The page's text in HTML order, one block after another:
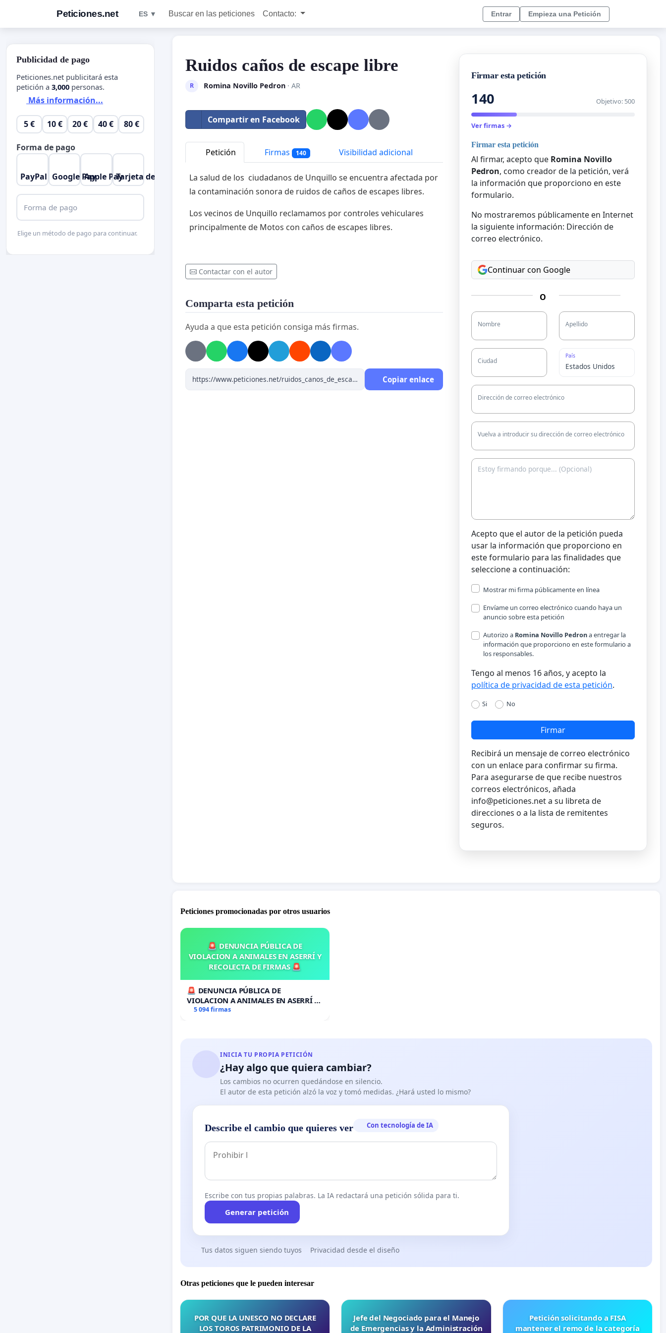
Peticiones.net ES ▼ Buscar en las peticiones Contacto: Entrar Empieza una Petición
Ruidos caños de escape libre
R Romina Novillo Pedron· AR
Compartir en Facebook
Petición Firmas 140 Visibilidad adicional
La salud de los ciudadanos de Unquillo se encuentra afectada por
la contaminación sonora de ruidos de caños de escapes libres.
Los vecinos de Unquillo reclamamos por controles vehiculares
principalmente de Motos con caños de escapes libres.
Contactar con el autor
Comparta esta petición
Ayuda a que esta petición consiga más firmas.
Copiar enlace
Firmar esta petición
140 Objetivo: 500
Ver firmas →
Firmar esta petición
Al firmar, acepto que Romina Novillo
Pedron, como creador de la petición, verá
la información que proporciono en este
formulario.
No mostraremos públicamente en Internet
la siguiente información: Dirección de
correo electrónico.
Continuar con Google
O
Nombre Apellido
Ciudad
País
Dirección de correo electrónico
Vuelva a introducir su dirección de correo electrónico
Acepto que el autor de la petición pueda
usar la información que proporciono en
este formulario para las finalidades que
seleccione a continuación:
Mostrar mi firma públicamente en línea
Envíame un correo electrónico cuando haya un
anuncio sobre esta petición
Autorizo a Romina Novillo Pedrona entregar la
información que proporciono en este formulario a
los responsables.
Tengo al menos 16 años, y acepto la
política de privacidad de esta petición.
Si No
Firmar
Recibirá un mensaje de correo electrónico
con un enlace para confirmar su firma.
Para asegurarse de que recibe nuestros
correos electrónicos, añada
info@peticiones.neta su libreta de
direcciones o a la lista de remitentes
seguros.
Peticiones promocionadas por otros usuarios
🚨 DENUNCIA PÚBLICA DE
VIOLACION A ANIMALES EN ASERRÍ Y
RECOLECTA DE FIRMAS 🚨
🚨 DENUNCIA PÚBLICA DE
VIOLACION A ANIMALES EN ASERRÍ Y
RECOLECTA DE FIRMAS 🚨
5 094 firmas
INICIA TU PROPIA PETICIÓN
¿Hay algo que quiera cambiar?
Los cambios no ocurren quedándose en silencio.
El autor de esta petición alzó la voz y tomó medidas. ¿Hará usted lo mismo?
Describe el cambio que quieres ver Con tecnología de IA
Escribe con tus propias palabras. La IA redactará una petición sólida para ti.
Generar petición
Tus datos siguen siendo tuyos Privacidad desde el diseño
Otras peticiones que le pueden interesar
POR QUE LA UNESCO NO DECLARE
LOS TOROS PATRIMONIO DE LA
Jefe del Negociado para el Manejo
de Emergencias y la Administración
Petición solicitando a FISA
mantener el remo de la categoría
Publicidad de pago
Peticiones.net publicitará esta
petición a 3,000 personas.
Más información...
5 € 10 € 20 € 40 € 80 €
Forma de pago
PayPal Google PayApple PayTarjeta de crédito
Forma de pago
Elige un método de pago para continuar.